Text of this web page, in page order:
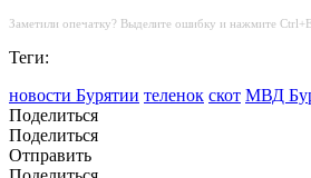
Заметили опечатку? Выделите ошибку и нажмите
Теги:
новости Бурятии теленок скот МВД
Поделиться
Поделиться
Отправить